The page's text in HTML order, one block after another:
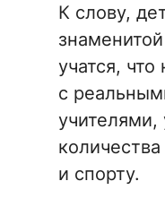
К слову,
учатся, что
с
и спорту.